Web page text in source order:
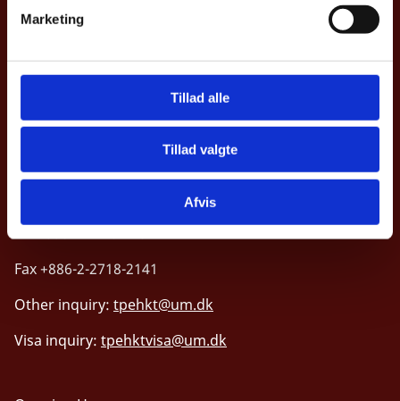
Marketing
Tillad alle
Tillad valgte
Afvis
No. 1, Songgao Road,
Xinyi District,
Address in Chinese:
110404台北市信義區松高路1號13樓
Accessibility statement (in Danish)
Fax +886-2-2718-2141
Other inquiry: tpehkt@um.dk
Visa inquiry: tpehktvisa@um.dk